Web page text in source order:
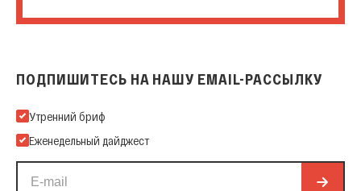
ПОДПИШИТЕСЬ НА НАШУ EMAIL-РАССЫЛКУ
Подпишитесь на нашу Email-рассылку
Утренний бриф
Еженедельный дайджест